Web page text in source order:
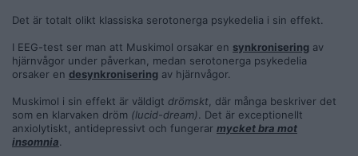
Det är totalt olikt klassiska serotonerga psykedelia i sin effekt.
I EEG-test ser man att Muskimol orsakar en synkronisering av
hjärnvågor under påverkan, medan serotonerga psykedelia
orsaker en desynkronisering av hjärnvågor.
Muskimol i sin effekt är väldigt drömskt , där många beskriver det
som en klarvaken dröm (lucid-dream). Det är exceptionellt
anxiolytiskt, antidepressivt och fungerar mycket bra mot
insomnia.